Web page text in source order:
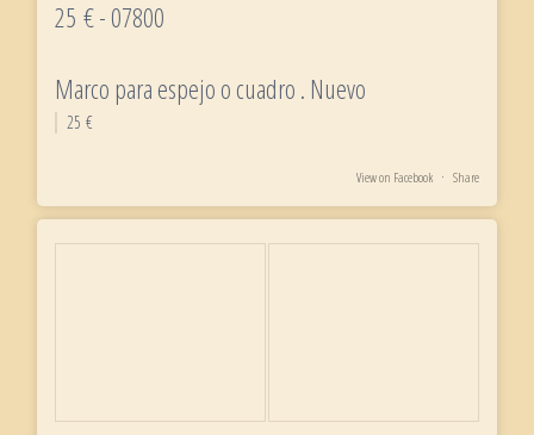
25 € - 07800
Marco para espejo o cuadro . Nuevo
25 €
View on Facebook · Share